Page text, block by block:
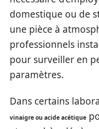
domestique ou de
une pièce à
professionnels
pour surveiller en
paramètres.
Dans certains
vinaigre ou acide acétique